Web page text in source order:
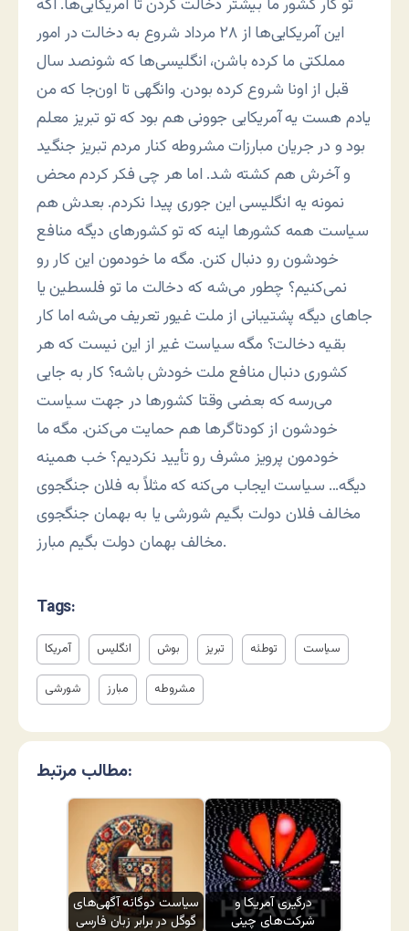
تو کار کشور ما بیشتر دخالت کردن تا آمریکایی‌ها. اگه
این آمریکایی‌ها از ۲۸ مرداد شروع به دخالت در امور
مملکتی ما کرده باشن، انگلیسی‌ها که شونصد سال
قبل از اونا شروع کرده بودن. وانگهی تا اون‌جا که من
یادم هست یه آمریکایی جوونی هم بود که تو تبریز معلم
بود و در جریان مبارزات مشروطه کنار مردم تبریز جنگید
و آخرش هم کشته شد. اما هر چی فکر کردم محض
نمونه یه انگلیسی این جوری پیدا نکردم. بعدش هم
سیاست همه کشورها اینه که تو کشورهای دیگه منافع
خودشون رو دنبال کنن. مگه ما خودمون این کار رو
نمی‌کنیم؟ چطور می‌شه که دخالت ما تو فلسطین یا
جاهای دیگه پشتیبانی از ملت غیور تعریف می‌شه اما کار
بقیه دخالت؟ مگه سیاست غیر از این نیست که هر
کشوری دنبال منافع ملت خودش باشه؟ کار به جایی
می‌رسه که بعضی وقتا کشورها در جهت سیاست
خودشون از کودتاگرها هم حمایت می‌کنن. مگه ما
خودمون پرویز مشرف رو تأیید نکردیم؟ خب همینه
دیگه… سیاست ایجاب می‌کنه که مثلاً به فلان جنگجوی
مخالف فلان دولت بگیم شورشی یا به بهمان جنگجوی
مخالف بهمان دولت بگیم مبارز.
Tags:
آمریکا انگلیس بوش تبریز توطئه سیاست
شورشی مبارز مشروطه
مطالب مرتبط:
سیاست دوگانه آگهی‌های
گوگل در برابر زبان فارسی
درگیری آمریکا و
شرکت‌های چینی